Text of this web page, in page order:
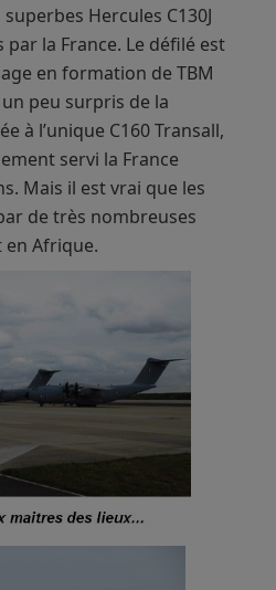
Hercules C130J
la France. Le défilé est
en formation de TBM
peu surpris de la
à l’unique C160 Transall,
servi la France
Mais il est vrai que les
de très nombreuses
Afrique.